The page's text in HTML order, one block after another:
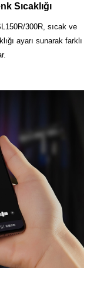
Sıcaklığı
300R, sıcak ve
ayarı sunarak farklı